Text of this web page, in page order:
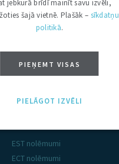
NOZARES
Krimināltiesības
EST nolēmumi
ECT nolēmumi
jebkurā brīdī mainīt savu izvēli,
šajā vietnē. Plašāk – sīkdatņu
politikā.
PIEŅEMT VISAS
PIELĀGOT IZVĒLI